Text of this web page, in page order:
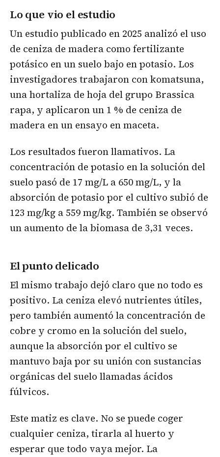
Lo que vio el estudio
Un estudio publicado en 2025 analizó el uso
de ceniza de madera como fertilizante
potásico en un suelo bajo en potasio. Los
investigadores trabajaron con komatsuna,
una hortaliza de hoja del grupo Brassica
rapa, y aplicaron un 1 % de ceniza de
madera en un ensayo en maceta.
Los resultados fueron llamativos. La
concentración de potasio en la solución del
suelo pasó de 17 mg/L a 650 mg/L, y la
absorción de potasio por el cultivo subió de
123 mg/kg a 559 mg/kg. También se observó
un aumento de la biomasa de 3,31 veces.
El punto delicado
El mismo trabajo dejó claro que no todo es
positivo. La ceniza elevó nutrientes útiles,
pero también aumentó la concentración de
cobre y cromo en la solución del suelo,
aunque la absorción por el cultivo se
mantuvo baja por su unión con sustancias
orgánicas del suelo llamadas ácidos
fúlvicos.
Este matiz es clave. No se puede coger
cualquier ceniza, tirarla al huerto y
esperar que todo vaya mejor. La